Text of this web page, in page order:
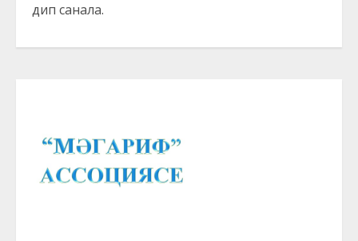
дип санала.